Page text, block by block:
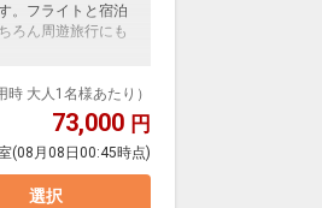
。フライトと宿泊
ろん周遊旅行にも
まります。
能なプランもござ
時 大人1名様あたり）
73,000 円
(08月08日00:45時点)
選択